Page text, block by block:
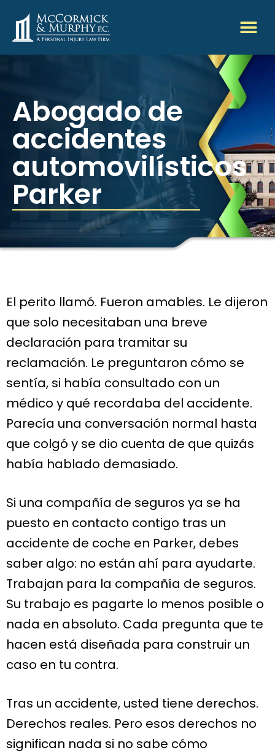
Abogado de
accidentes
automovilísticos
Parker
El perito llamó. Fueron amables. Le dijeron
que solo necesitaban una breve
declaración para tramitar su
reclamación. Le preguntaron cómo se
sentía, si había consultado con un
médico y qué recordaba del accidente.
Parecía una conversación normal hasta
que colgó y se dio cuenta de que quizás
había hablado demasiado.
Si una compañía de seguros ya se ha
puesto en contacto contigo tras un
accidente de coche en Parker, debes
saber algo: no están ahí para ayudarte.
Trabajan para la compañía de seguros.
Su trabajo es pagarte lo menos posible o
nada en absoluto. Cada pregunta que te
hacen está diseñada para construir un
caso en tu contra.
Tras un accidente, usted tiene derechos.
Derechos reales. Pero esos derechos no
significan nada si no sabe cómo